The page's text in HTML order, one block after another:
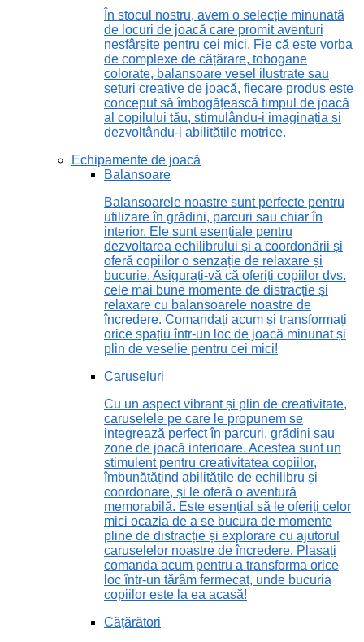
În stocul nostru, avem o selecție minunată
de locuri de joacă care promit aventuri
nesfârșite pentru cei mici. Fie că este vorba
de complexe de cățărare, tobogane
colorate, balansoare vesel ilustrate sau
seturi creative de joacă, fiecare produs este
conceput să îmbogățească timpul de joacă
al copilului tău, stimulându-i imaginația și
dezvoltându-i abilitățile motrice.
Echipamente de joacă
Balansoare
Balansoarele noastre sunt perfecte pentru
utilizare în grădini, parcuri sau chiar în
interior. Ele sunt esențiale pentru
dezvoltarea echilibrului și a coordonării și
oferă copiilor o senzație de relaxare și
bucurie. Asigurați-vă că oferiți copiilor dvs.
cele mai bune momente de distracție și
relaxare cu balansoarele noastre de
încredere. Comandați acum și transformați
orice spațiu într-un loc de joacă minunat și
plin de veselie pentru cei mici!
Caruseluri
Cu un aspect vibrant și plin de creativitate,
caruselele pe care le propunem se
integrează perfect în parcuri, grădini sau
zone de joacă interioare. Acestea sunt un
stimulent pentru creativitatea copiilor,
îmbunătățind abilitățile de echilibru și
coordonare, și le oferă o aventură
memorabilă. Este esențial să le oferiți celor
mici ocazia de a se bucura de momente
pline de distracție și explorare cu ajutorul
caruselelor noastre de încredere. Plasați
comanda acum pentru a transforma orice
loc într-un tărâm fermecat, unde bucuria
copiilor este la ea acasă!
Cățărători